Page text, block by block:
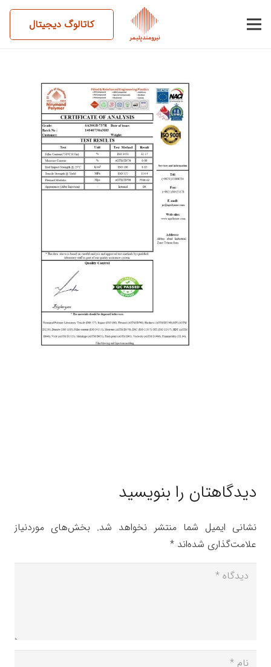
کاتالوگ دیجیتال
14040730AM03-6A30GB-
737R
دیدگاهتان را بنویسید
نشانی ایمیل شما منتشر نخواهد شد. بخش‌های موردنیاز
علامت‌گذاری شده‌اند *